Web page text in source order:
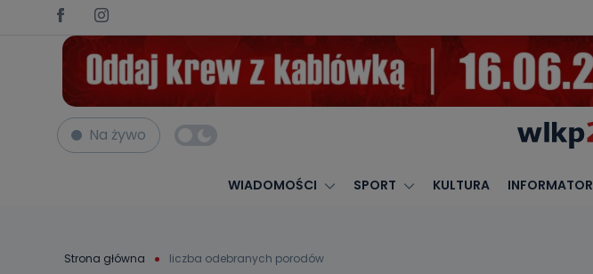
Na żywo
WIADOMOŚCI SPORT KULTURA INFORMATOR
Strona główna liczba odebranych porodów